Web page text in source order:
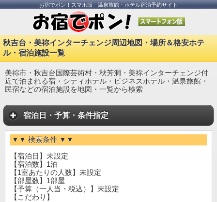
お宿でポン！スマホ版 温泉旅館・ホテル宿泊予約サイト
秋吉台・美祢インターチェンジ周辺地図・場所＆格安ホテ
ル・宿泊施設一覧
美祢市・秋吉台国際芸術村・秋芳洞・美祢インターチェンジ付
近で泊まれる宿・シティホテル・ビジネスホテル・温泉旅館・
民宿などの宿泊施設を地図・一覧から検索
宿泊日・予算・条件指定
▼▼ 検索条件 ▼▼
【宿泊日】未設定
【宿泊数】1泊
【1室あたりの人数】未設定
【部屋数】1部屋
【予算（一人当・税込）】未設定
【こだわり】